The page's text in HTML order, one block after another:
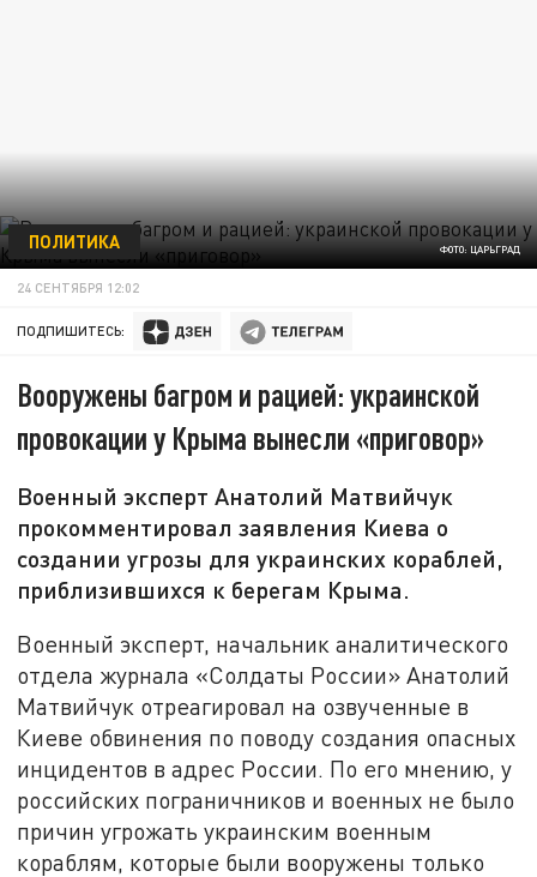
ФОТО: ЦАРЬГРАД
ПОЛИТИКА
24 СЕНТЯБРЯ 12:02
ПОДПИШИТЕСЬ:
Вооружены багром и рацией: украинской
провокации у Крыма вынесли «приговор»
Военный эксперт Анатолий Матвийчук
прокомментировал заявления Киева о
создании угрозы для украинских кораблей,
приблизившихся к берегам Крыма.
Военный эксперт, начальник аналитического
отдела журнала «Солдаты России» Анатолий
Матвийчук отреагировал на озвученные в
Киеве обвинения по поводу создания опасных
инцидентов в адрес России. По его мнению, у
российских пограничников и военных не было
причин угрожать украинским военным
кораблям, которые были вооружены только